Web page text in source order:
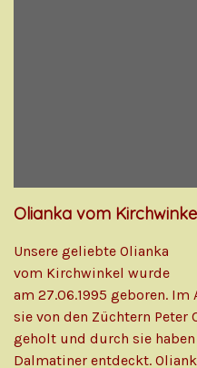
Olianka vom
Unsere geliebte Olianka
vom Kirchwinkel wurde
am 27.06.1995 geboren.
sie von den Züchtern Peter
geholt und durch sie
Dalmatiner entdeckt.